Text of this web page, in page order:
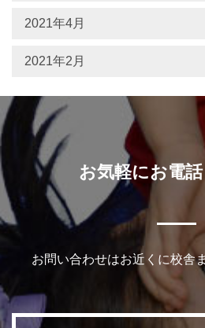
2021年4月
2021年2月
お気軽にお電
お問い合わせはお近くに校舎